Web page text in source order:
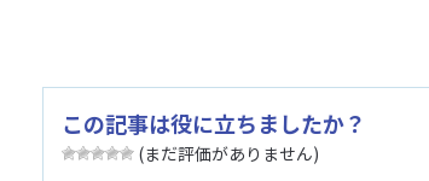
この記事は役に立ちましたか？
(まだ評価がありません)